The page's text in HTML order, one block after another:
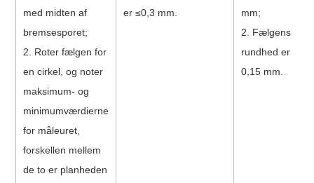
med midten af ​​
bremsesporet;
2. Roter fælgen for
en cirkel, og noter
maksimum- og
minimumværdierne
for måleuret,
forskellen mellem
de to er planheden
er ≤0,3 mm.
mm;
2. Fælgens
rundhed er
0,15 mm.